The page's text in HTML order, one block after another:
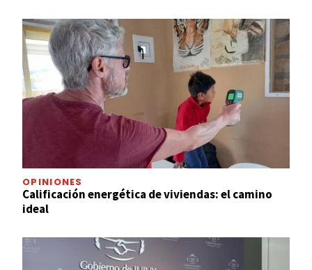
OPINIONES
Calificación energética de viviendas: el camino
ideal